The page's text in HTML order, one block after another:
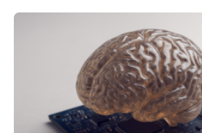
der Universität Bonn und der TH
der MindPort GmbH eine neuartige,
Lösung zur Erzeugung von
Avatare. Gen-AIvatar entwickelt
kosteneffiziente Methoden, um
erstellen. „Besonders wichtig ist uns
Animation, bei der Stimme,